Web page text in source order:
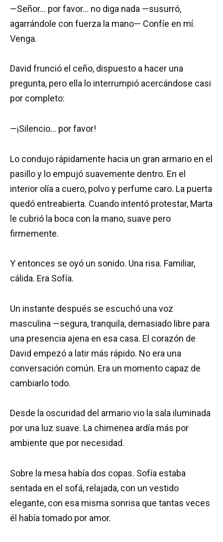
—Señor… por favor… no diga nada —susurró,
agarrándole con fuerza la mano— Confíe en mí.
Venga.
David frunció el ceño, dispuesto a hacer una
pregunta, pero ella lo interrumpió acercándose casi
por completo:
—¡Silencio… por favor!
Lo condujo rápidamente hacia un gran armario en el
pasillo y lo empujó suavemente dentro. En el
interior olía a cuero, polvo y perfume caro. La puerta
quedó entreabierta. Cuando intentó protestar, Marta
le cubrió la boca con la mano, suave pero
firmemente.
Y entonces se oyó un sonido. Una risa. Familiar,
cálida. Era Sofía.
Un instante después se escuchó una voz
masculina —segura, tranquila, demasiado libre para
una presencia ajena en esa casa. El corazón de
David empezó a latir más rápido. No era una
conversación común. Era un momento capaz de
cambiarlo todo.
Desde la oscuridad del armario vio la sala iluminada
por una luz suave. La chimenea ardía más por
ambiente que por necesidad.
Sobre la mesa había dos copas. Sofía estaba
sentada en el sofá, relajada, con un vestido
elegante, con esa misma sonrisa que tantas veces
él había tomado por amor.